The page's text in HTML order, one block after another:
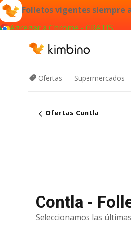
Folletos vigentes siempre
Agregar a Chrome - GRATIS
Ofertas Supermercados
Ofertas Contla
Contla -
Seleccionamos las